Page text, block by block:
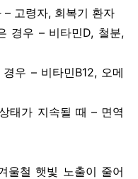
고령자, 회복기 환자
우 – 비타민D, 철분,
우 – 비타민B12, 오메
가 지속될 때 – 면역
울철 햇빛 노출이 줄어